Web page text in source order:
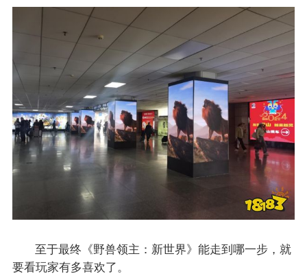
至于最终《野兽领主：新世界》能走到哪一步，就
要看玩家有多喜欢了。